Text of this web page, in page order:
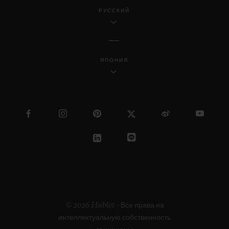
РУССКИЙ
ЯПОНИЯ
© 2026 Hublot - Все права на
интеллектуальную собственность